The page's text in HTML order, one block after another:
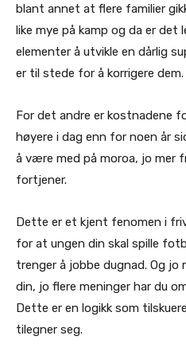
blant annet at flere familier
like mye på kamp og da er det
elementer å utvikle en dårlig
er til stede for å korrigere dem.
For det andre er kostnadene
høyere i dag enn for noen år
å være med på moroa, jo mer
fortjener.
Dette er et kjent fenomen i
for at ungen din skal spille
trenger å jobbe dugnad. Og jo
din, jo flere meninger har du
Dette er en logikk som
tilegner seg.